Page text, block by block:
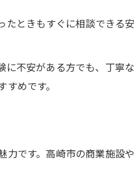
活用する方法
警備ワークの魅力
リアの可能性
アップを目指す道
や昇進のチャンス
でも活きる理由
ときもすぐに相談できる
不安がある方でも、丁寧
めです。
です。高崎市の商業施設